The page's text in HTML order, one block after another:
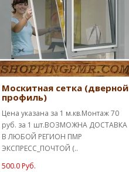
Москитная сетка (дверной
профиль)
Цена указана за 1 м.кв.Монтаж 70
руб. за 1 шт.ВОЗМОЖНА ДОСТАВКА
В ЛЮБОЙ РЕГИОН ПМР
ЭКСПРЕСС_ПОЧТОЙ (..
500.0 Руб.